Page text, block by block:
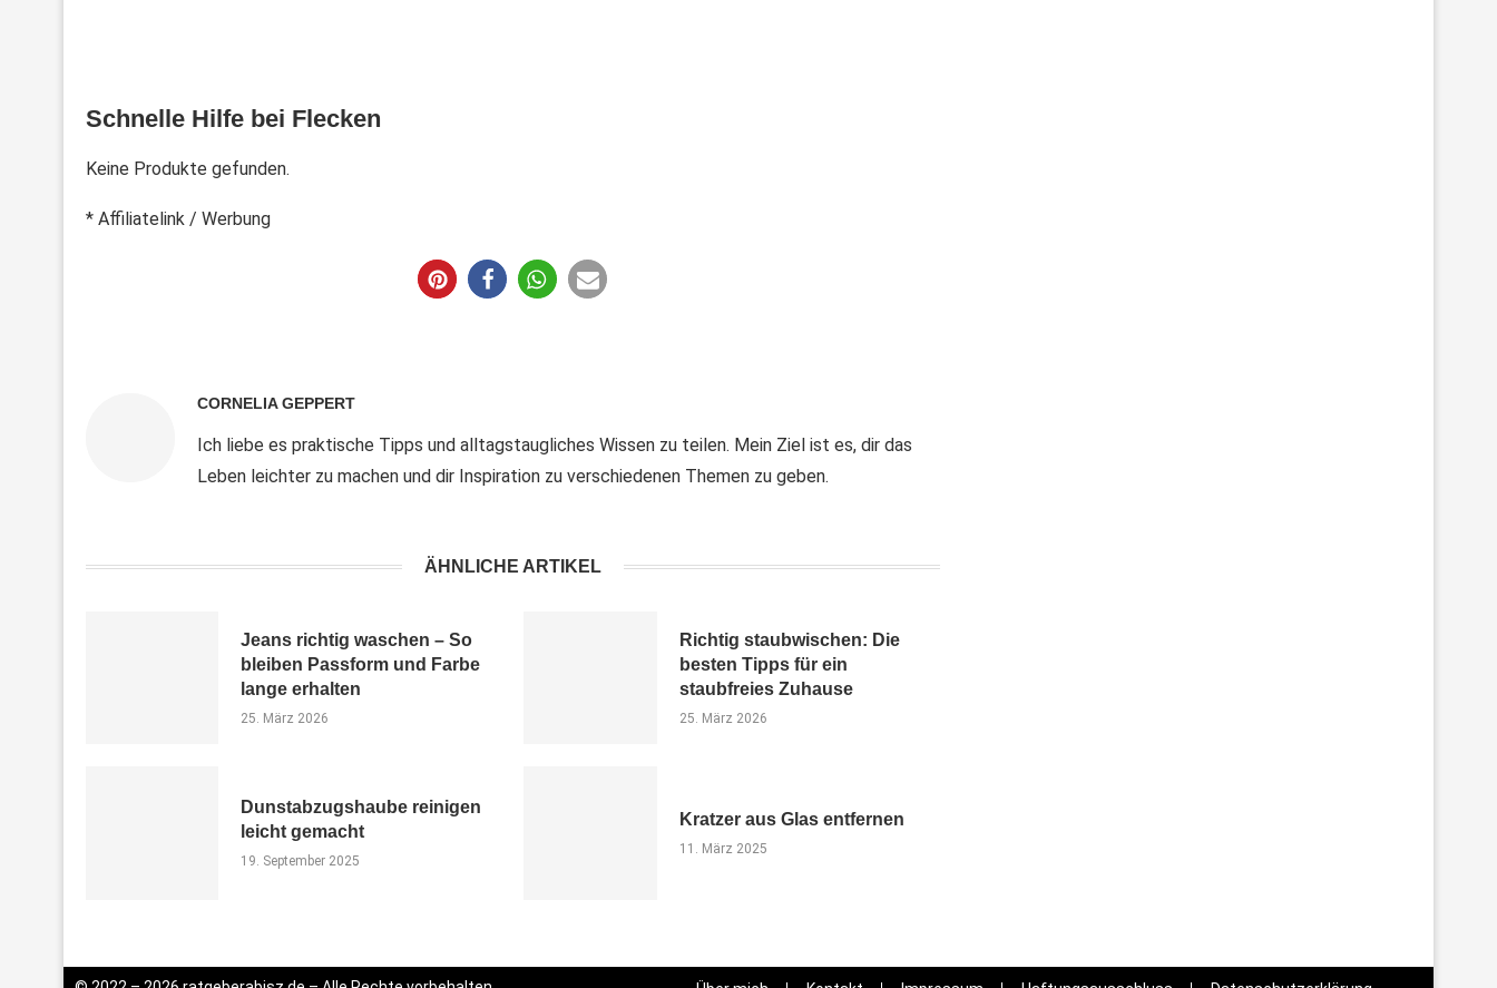
Schnelle Hilfe bei Flecken
Keine Produkte gefunden.
* Affiliatelink / Werbung
CORNELIA GEPPERT
Ich liebe es praktische Tipps und alltagstaugliches Wissen zu teilen. Mein Ziel ist es, dir das
Leben leichter zu machen und dir Inspiration zu verschiedenen Themen zu geben.
ÄHNLICHE ARTIKEL
Jeans richtig waschen – So
bleiben Passform und Farbe
lange erhalten
25. März 2026
Richtig staubwischen: Die
besten Tipps für ein
staubfreies Zuhause
25. März 2026
Dunstabzugshaube reinigen
leicht gemacht
19. September 2025
Kratzer aus Glas entfernen
11. März 2025